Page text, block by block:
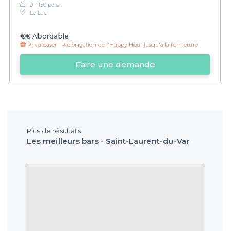
9 - 150 pers.
Le Lac
€€ Abordable
Privateaser : Prolongation de l'Happy Hour jusqu'à la fermeture !
Faire une demande
Plus de résultats
Les meilleurs bars - Saint-Laurent-du-Var